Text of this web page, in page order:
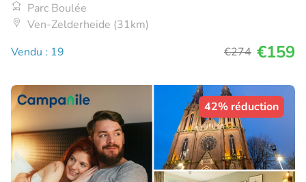
Parc Boulée
Ven-Zelderheide (31km)
Vendu : 19
€274 €159
42% réduction